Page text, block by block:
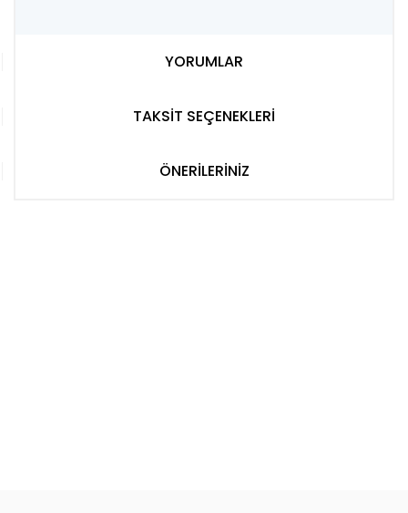
YORUMLAR
TAKSİT SEÇENEKLERİ
ÖNERİLERİNİZ